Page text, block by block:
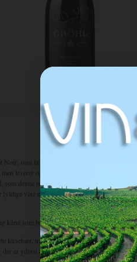
som lægger most til nogle af verdens
leverer også forførende præstationer i
denne rødvin er et strålende eksempel på.
vine med moderat farve og tannin, og
kåret som bedste og 3. bedste Pinot Noir i sin
kirsebær, tranebær, kakao samt noget fad. Et
er yderst elegant. 24 mdr. på fad